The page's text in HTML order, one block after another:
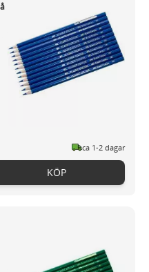
ca 1-2 dagar
KÖP